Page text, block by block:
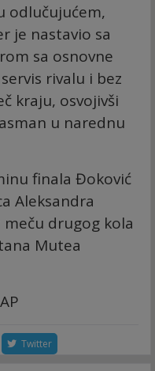
odlučujućem,
je nastavio sa
sa osnovne
rivalu i bez
kraju, osvojivši
u narednu
finala Đoković
Aleksandra
meču drugog kola
Mutea
Twitter